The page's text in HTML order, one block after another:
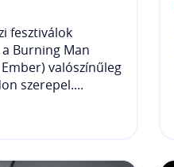
fesztiválok
Burning Man
valószínűleg
szerepel....